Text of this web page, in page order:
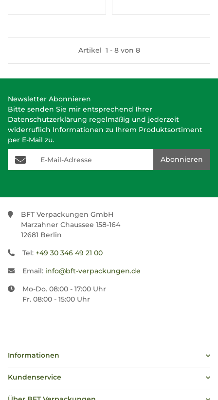
Artikel 1 - 8von 8
Newsletter Abonnieren
Bitte senden Sie mir entsprechend Ihrer
Datenschutzerklärung regelmäßig und jederzeit
widerruflich Informationen zu Ihrem Produktsortiment
per E-Mail zu.
E-Mail-Adresse
Abonnieren
BFT Verpackungen GmbH
Marzahner Chaussee 158-164
12681 Berlin
Tel: +49 30 346 49 21 00
Email: info@bft-verpackungen.de
Mo-Do. 08:00 - 17:00 Uhr
Fr. 08:00 - 15:00 Uhr
Informationen
Kundenservice